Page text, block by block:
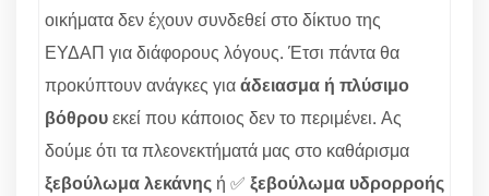
οικήματα δεν έχουν συνδεθεί στο δίκτυο της
ΕΥΔΑΠ για διάφορους λόγους. Έτσι πάντα θα
προκύπτουν ανάγκες γιαάδειασμα ή πλύσιμο
βόθρουεκεί που κάποιος δεν το περιμένει. Ας
δούμε ότι τα πλεονεκτήματά μας στο καθάρισμα
ξεβούλωμα λεκάνης ή ✅ ξεβούλωμα υδρορροής